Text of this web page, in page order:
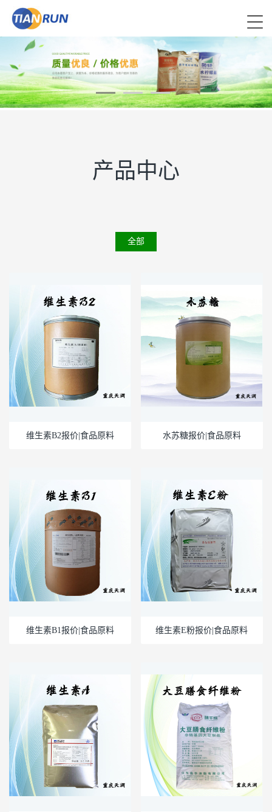
产品中心
全部
维生素B2报价|食品原料 水苏糖报价|食品原料
维生素B1报价|食品原料 维生素E粉报价|食品原料